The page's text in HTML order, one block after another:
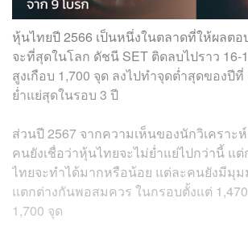
หุ้นไทยปี 2566 เป็นหนึ่งในตลาดที่ให้ผลตอ
จะที่สุดในโลก ดัชนี SET ติดลบไปราว 16-
สูงเกือบ 1,700 จุด ลงไปทำจุดต่ำสุดของปีที่
ย่ำแย่สุดในรอบ 3 ปี
ส่วนปี 2567 จากความเห็นของนักวิเคราะ
คนยังเชื่อว่าหุ้นไทยจะไม่ย่ำแย่ไปกว่านี้ แ
ไทยจะทำได้มากหรือน้อย แต่ละคนยังมีมุ
แตกต่างกันพอสมควร ในกรอบตั้งแต่
1,700 จุด